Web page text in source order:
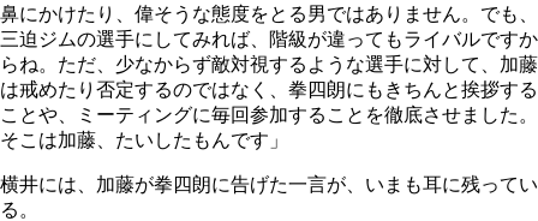
鼻にかけたり、偉そうな態度をとる男ではありません。でも、
三迫ジムの選手にしてみれば、階級が違ってもライバルですか
らね。ただ、少なからず敵対視するような選手に対して、加藤
は戒めたり否定するのではなく、拳四朗にもきちんと挨拶する
ことや、ミーティングに毎回参加することを徹底させました。
そこは加藤、たいしたもんです」
横井には、加藤が拳四朗に告げた一言が、いまも耳に残ってい
る。